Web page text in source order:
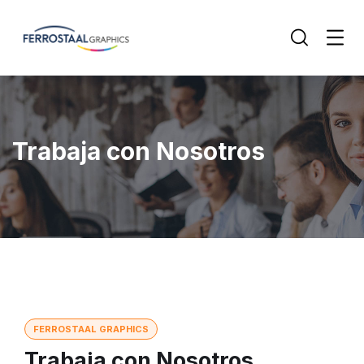
Trabaja con Nosotros
FERROSTAAL GRAPHICS